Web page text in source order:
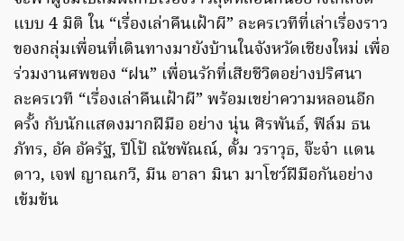
แบบ 4 มิติ ใน “เรื่องเล่าคืนเฝ้าผี” ละครเวทีที่เล่าเรื่องราว
ของกลุ่มเพื่อนที่เดินทางมายังบ้านในจังหวัดเชียงใหม่ เพื่อ
ร่วมงานศพของ “ฝน” เพื่อนรักที่เสียชีวิตอย่างปริศนา
ละครเวที “เรื่องเล่าคืนเฝ้าผี” พร้อมเขย่าความหลอนอีก
ครั้ง กับนักแสดงมากฝีมือ อย่าง นุ่น ศิรพันธ์, ฟิล์ม ธน
ภัทร, อัค อัครัฐ, ปีโป้ ณัชพัณณ์, ตั้ม วราวุธ, จ๊ะจ๋า แดน
ดาว, เจฟ ญาณกวี, มีน อาลา มินา มาโชว์ฝีมือกันอย่าง
เข้มข้น